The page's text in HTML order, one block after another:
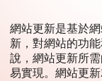
網站更新是基於
新，對網站的功
說，網站更新所
易實現。網站更